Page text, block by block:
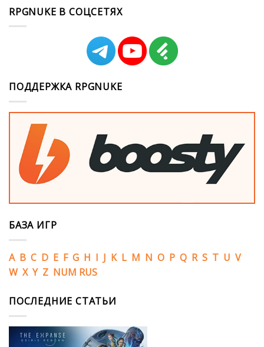
RPGNUKE В СОЦСЕТЯХ
ПОДДЕРЖКА RPGNUKE
БАЗА ИГР
A B C D E F G H I J K L M N O P Q R S T U V
W X Y Z NUM RUS
ПОСЛЕДНИЕ СТАТЬИ